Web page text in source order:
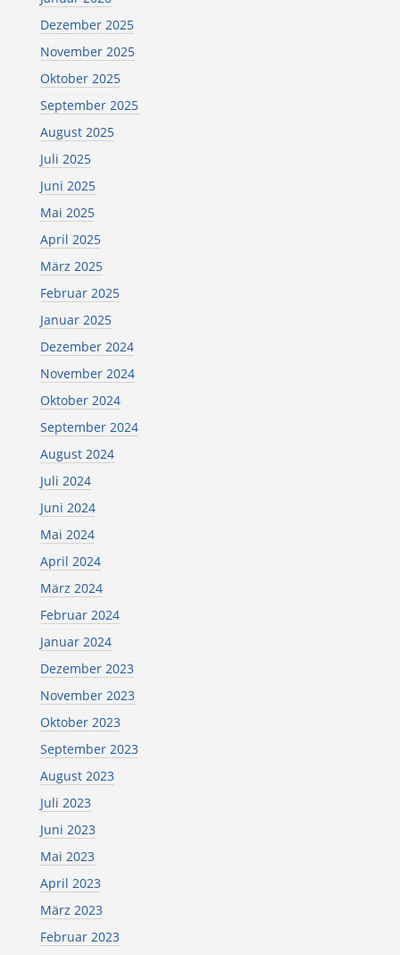
Dezember 2025
November 2025
Oktober 2025
September 2025
August 2025
Juli 2025
Juni 2025
Mai 2025
April 2025
März 2025
Februar 2025
Januar 2025
Dezember 2024
November 2024
Oktober 2024
September 2024
August 2024
Juli 2024
Juni 2024
Mai 2024
April 2024
März 2024
Februar 2024
Januar 2024
Dezember 2023
November 2023
Oktober 2023
September 2023
August 2023
Juli 2023
Juni 2023
Mai 2023
April 2023
März 2023
Februar 2023